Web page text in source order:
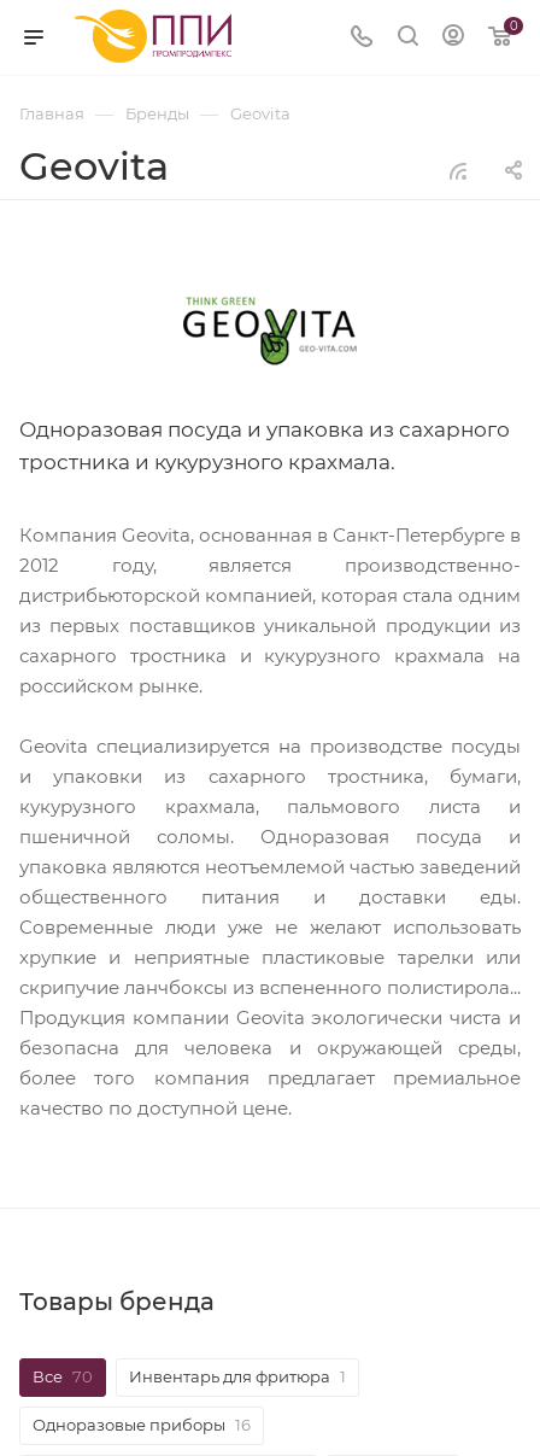
0
Главная — Бренды — Geovita
Geovita
Одноразовая посуда и упаковка из сахарного
тростника и кукурузного крахмала.
Компания Geovita, основанная в Санкт-Петербурге в
2012 году, является производственно-
дистрибьюторской компанией, которая стала одним
из первых поставщиков уникальной продукции из
сахарного тростника и кукурузного крахмала на
российском рынке.
Geovita специализируется на производстве посуды
и упаковки из сахарного тростника, бумаги,
кукурузного крахмала, пальмового листа и
пшеничной соломы. Одноразовая посуда и
упаковка являются неотъемлемой частью заведений
общественного питания и доставки еды.
Современные люди уже не желают использовать
хрупкие и неприятные пластиковые тарелки или
скрипучие ланчбоксы из вспененного полистирола...
Продукция компании Geovita экологически чиста и
безопасна для человека и окружающей среды,
более того компания предлагает премиальное
качество по доступной цене.
Товары бренда
Все 70 Инвентарь для фритюра 1
Одноразовые приборы 16